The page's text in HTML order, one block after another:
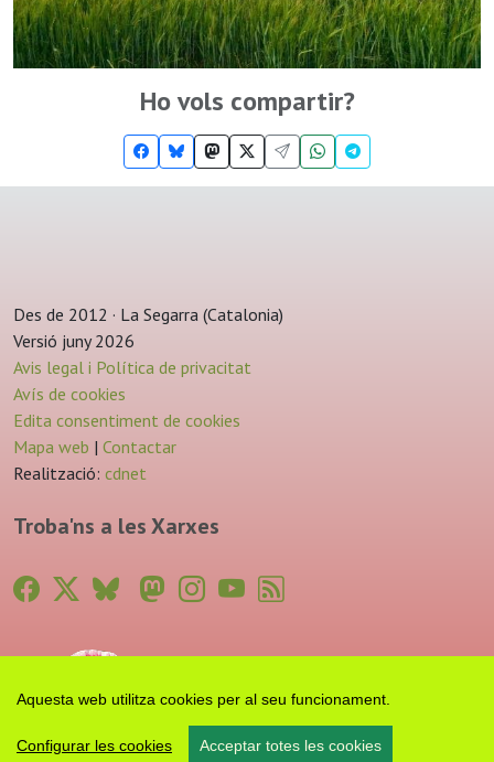
Aquesta web utilitza cookies per al seu funcionament.
Configurar les cookies Acceptar totes les cookies
Ho vols compartir?
Des de 2012 · La Segarra (Catalonia)
Versió juny 2026
Avis legal i Política de privacitat
Avís de cookies
Edita consentiment de cookies
Mapa web | Contactar
Realització: cdnet
Troba'ns a les Xarxes